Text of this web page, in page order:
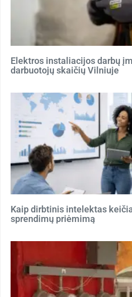
Elektros instaliacijos darbų
darbuotojų skaičių Vilniuje
Kaip dirbtinis intelektas
sprendimų priėmimą